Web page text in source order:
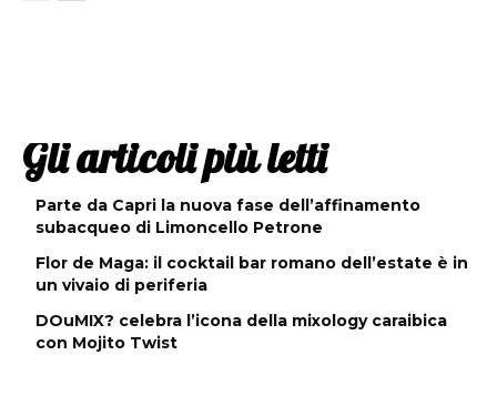
Gli articoli più letti
Parte da Capri la nuova fase dell’affinamento
subacqueo di Limoncello Petrone
Flor de Maga: il cocktail bar romano dell’estate è in
un vivaio di periferia
DOuMIX? celebra l’icona della mixology caraibica
con Mojito Twist